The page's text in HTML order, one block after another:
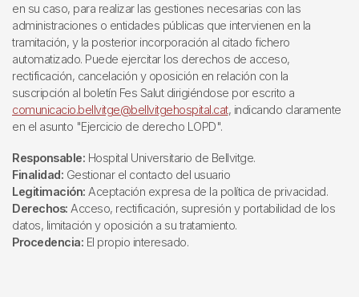
en su caso, para realizar las gestiones necesarias con las
administraciones o entidades públicas que intervienen en la
tramitación, y la posterior incorporación al citado fichero
automatizado. Puede ejercitar los derechos de acceso,
rectificación, cancelación y oposición en relación con la
suscripción al boletín Fes Salut dirigiéndose por escrito a
comunicacio.bellvitge@bellvitgehospital.cat, indicando claramente
en el asunto "Ejercicio de derecho LOPD".
Responsable: Hospital Universitario de Bellvitge.
Finalidad: Gestionar el contacto del usuario
Legitimación: Aceptación expresa de la política de privacidad.
Derechos: Acceso, rectificación, supresión y portabilidad de los
datos, limitación y oposición a su tratamiento.
Procedencia: El propio interesado.